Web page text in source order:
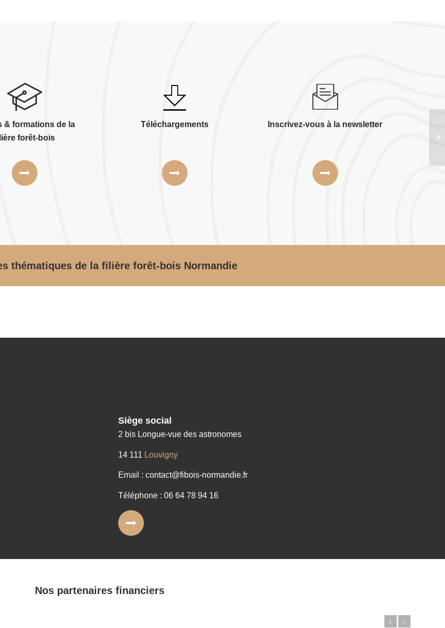
& formations de la
forêt-bois
Téléchargements Inscrivez-vous à la newsletter
thématiques de la filière forêt-bois Normandie
Siège social
2 bis Longue-vue des astronomes
14 111 Louvigny
Email : contact@fibois-normandie.fr
Téléphone : 06 64 78 94 16
Nos partenaires financiers